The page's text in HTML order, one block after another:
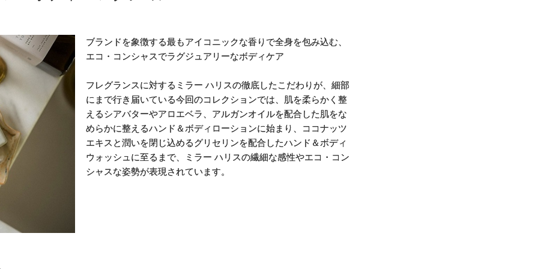
ブランドを象徴する最もアイコニックな香りで全身を包み込む、
エコ・コンシャスでラグジュアリーなボディケア
フレグランスに対するミラー ハリスの徹底したこだわりが、細部
にまで行き届いている今回のコレクションでは、肌を柔らかく整
えるシアバターやアロエベラ、アルガンオイルを配合した肌をな
めらかに整えるハンド＆ボディローションに始まり、ココナッツ
エキスと潤いを閉じ込めるグリセリンを配合したハンド＆ボディ
ウォッシュに至るまで、ミラー ハリスの繊細な感性やエコ・コン
シャスな姿勢が表現されています。